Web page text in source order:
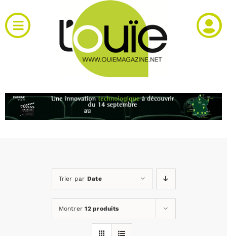
au
contenu
Toggle
Navigation
RH et emploi
Trier par Date
Montrer12 produits